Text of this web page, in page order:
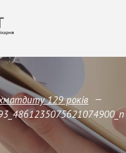
129 років —